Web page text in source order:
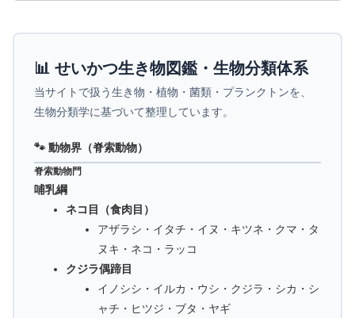
📊 せいかつ生き物図鑑・生物分類体系
当サイトで扱う生き物・植物・菌類・プランクトンを、
生物分類学に基づいて整理しています。
🐾 動物界（脊索動物）
脊索動物門
哺乳綱
ネコ目（食肉目）
アザラシ・イタチ・イヌ・キツネ・クマ・タ
ヌキ・ネコ・ラッコ
クジラ偶蹄目
イノシシ・イルカ・ウシ・クジラ・シカ・シ
ャチ・ヒツジ・ブタ・ヤギ